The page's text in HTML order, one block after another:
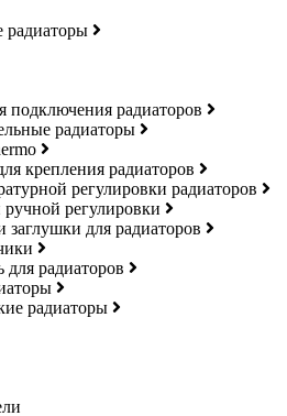
подключения радиаторов
радиаторы
крепления радиаторов
регулировки радиаторов
регулировки
заглушки для радиаторов
для радиаторов
радиаторы